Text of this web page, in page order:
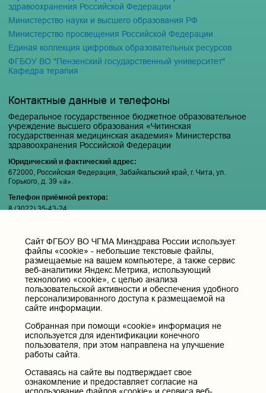
здравоохранения Российской Федерации
Министерство науки и высшего образования РФ
Министерство просвещения Российской Федерации
Единая коллекция цифровых образовательных ресурсов
ФГБОУ ВО "Пензенский государственный университет"
Кафедра терапия
Контактные данные и телефоны
Федеральное государственное бюджетное образовательное
учреждение высшего образования «Читинская
государственная медицинская академия» Министерства
здравоохранения Российской Федерации
Юридический и фактический адрес:
672000, Российская Федерация, Забайкальский край, г. Чита, ул.
Горького, д. 39 «а».
Телефон приёмной ректора:
8 (3022) 35-43-24
Официальная группа «ВКонтакте»:
https://vk.com/news_chgma
Официальный канал «Телеграмм»:
https://t.me/chgma75
Официальный канал «МАХ»:
Вход
Главная
Cайт ФГБОУ ВО ЧГМА Минздрава России использует
файлы «cookie» - небольшие текстовые файлы,
размещаемые на вашем компьютере, а также сервис
веб-аналитики Яндекс.Метрика, использующий
технологию «cookie», с целью анализа
пользовательской активности и обеспечения удобного
персонализированного доступа к размещаемой на
сайте информации.
Собранная при помощи «cookie» информация не
используется для идентификации конечного
пользователя, при этом направлена на улучшение
работы сайта.
Оставаясь на сайте вы подтверждает свое
ознакомление и предоставляет согласие на
использование файлов «cookie» и сервиса веб-